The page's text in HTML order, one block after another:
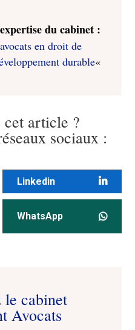
du cabinet :
en droit de
durable«
cet article ?
sociaux :
Linkedin
WhatsApp
cabinet
Avocats